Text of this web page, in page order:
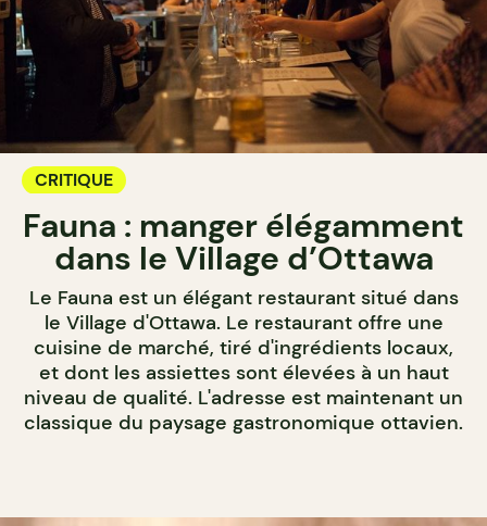
CRITIQUE
Fauna : manger élégamment
dans le Village d’Ottawa
Le Fauna est un élégant restaurant situé dans
le Village d'Ottawa. Le restaurant offre une
cuisine de marché, tiré d'ingrédients locaux,
et dont les assiettes sont élevées à un haut
niveau de qualité. L'adresse est maintenant un
classique du paysage gastronomique ottavien.